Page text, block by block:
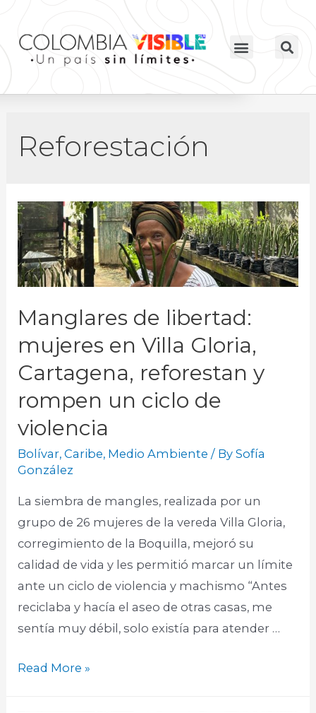
Reforestación
Manglares de libertad:
mujeres en Villa Gloria,
Cartagena, reforestan y
rompen un ciclo de
violencia
Bolívar,Caribe, Medio Ambiente / BySofía
González
La siembra de mangles, realizada por un
grupo de 26 mujeres de la vereda Villa Gloria,
corregimiento de la Boquilla, mejoró su
calidad de vida y les permitió marcar un límite
ante un ciclo de violencia y machismo “Antes
reciclaba y hacía el aseo de otras casas, me
sentía muy débil, solo existía para atender …
Read More »